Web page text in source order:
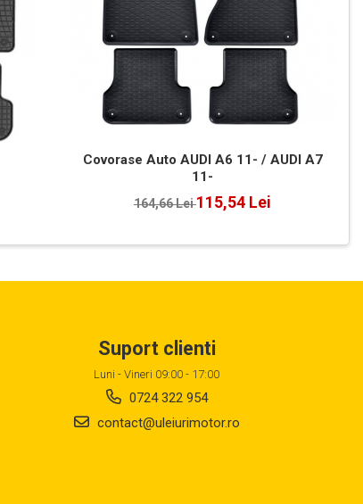
Covorase Auto AUDI A6 11- / AUDI A7
11-
164,66 Lei115,54 Lei
Suport clienti
Luni - Vineri 09:00 - 17:00
0724 322 954
contact@uleiurimotor.ro